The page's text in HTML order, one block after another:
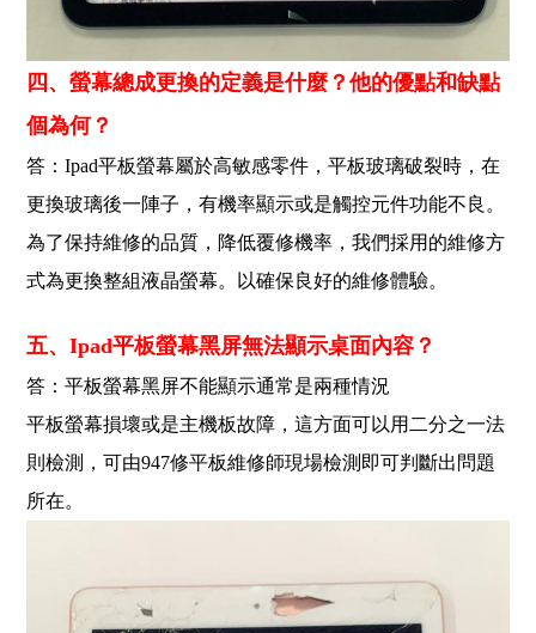
四、螢幕總成更換的定義是什麼？他的優點和缺點
個為何？
答：Ipad平板螢幕屬於高敏感零件，平板玻璃破裂時，在
更換玻璃後一陣子，有機率顯示或是觸控元件功能不良。
為了保持維修的品質，降低覆修機率，我們採用的維修方
式為更換整組液晶螢幕。以確保良好的維修體驗。
五、Ipad平板螢幕黑屏無法顯示桌面內容？
答：平板螢幕黑屏不能顯示通常是兩種情況
平板螢幕損壞或是主機板故障，這方面可以用二分之一法
則檢測，可由947修平板維修師現場檢測即可判斷出問題
所在。